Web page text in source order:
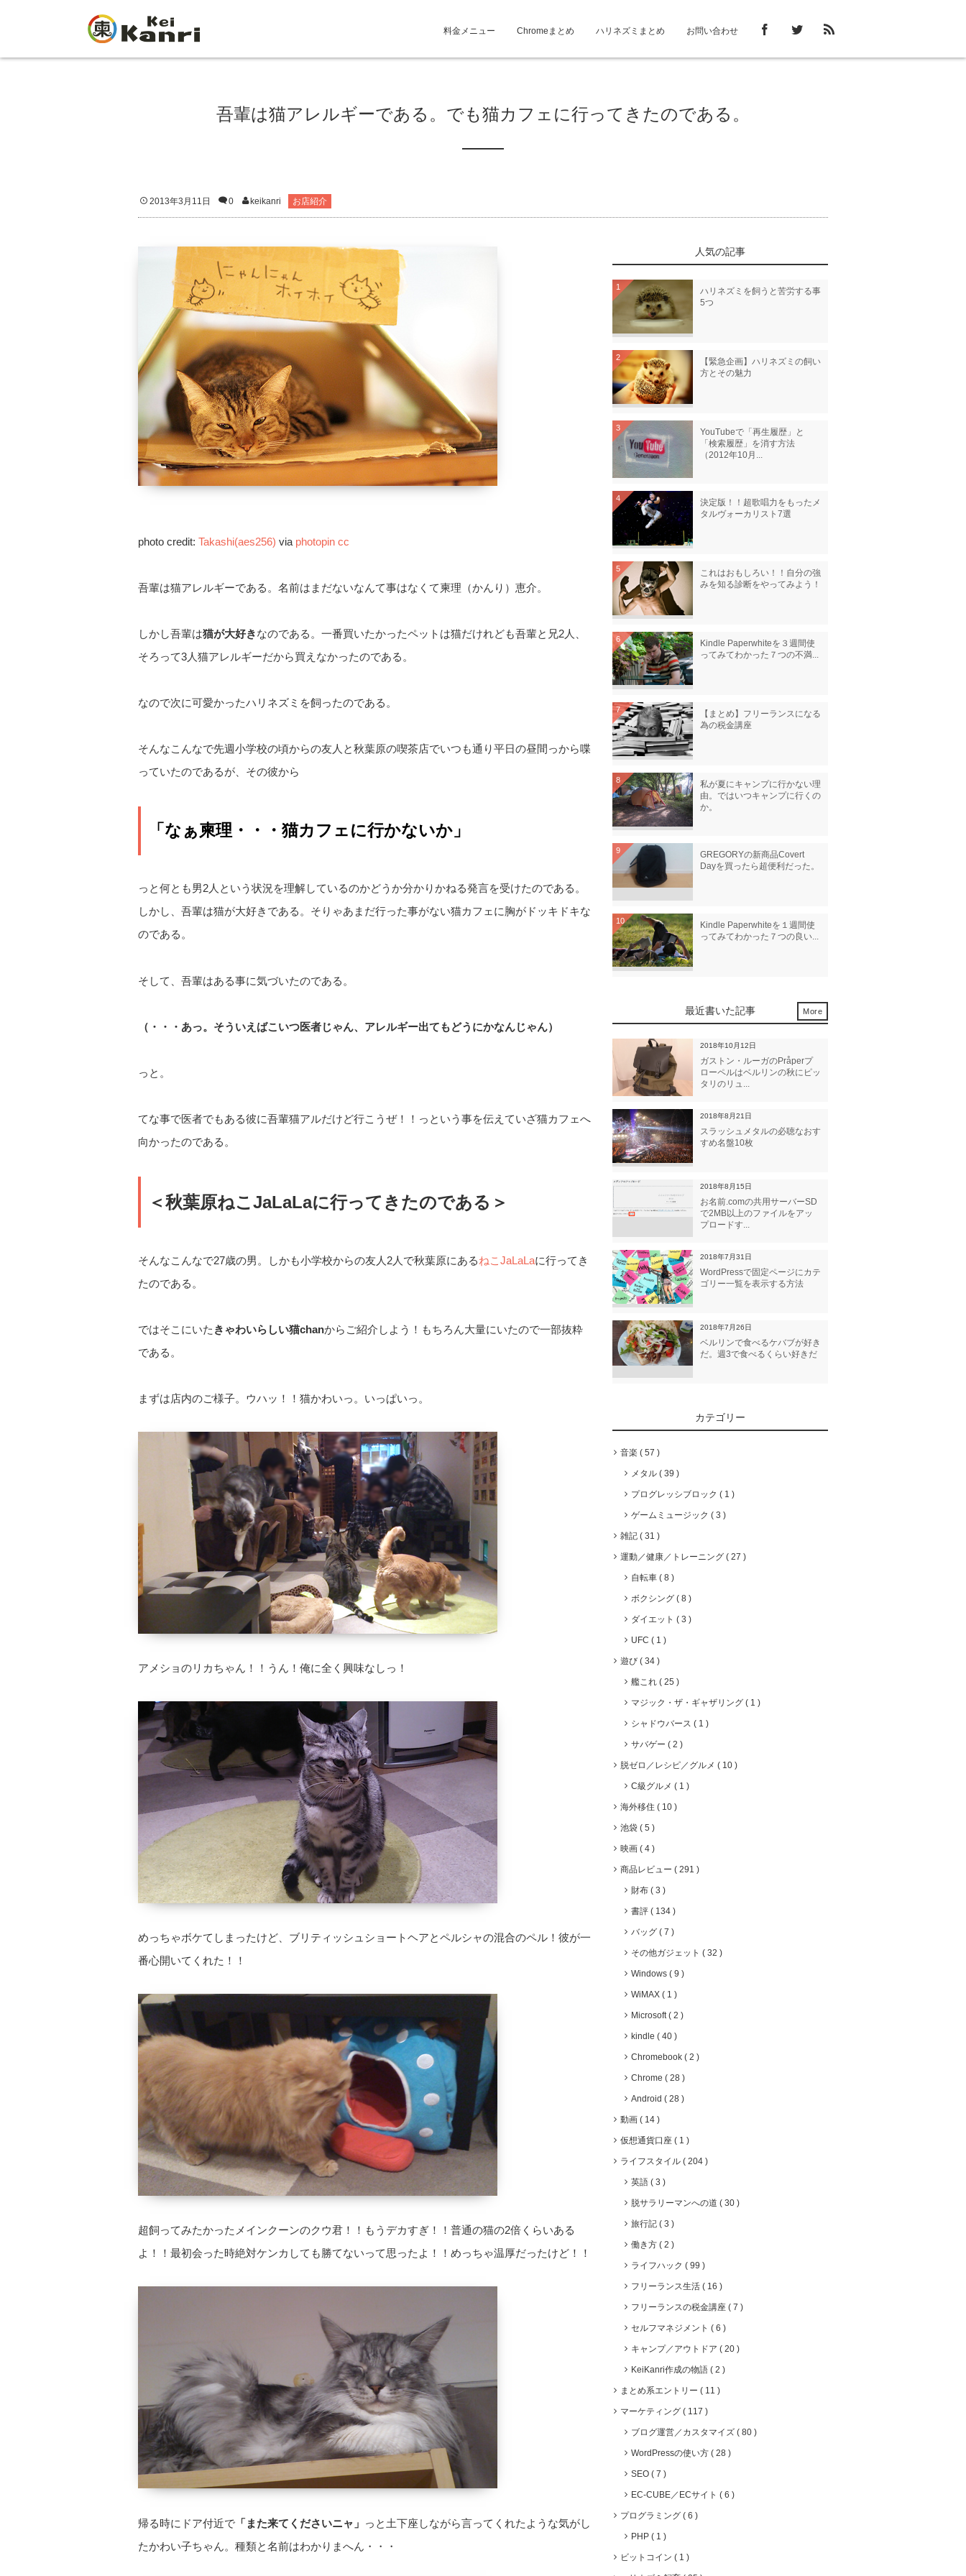
料金メニュー Chromeまとめ ハリネズミまとめ お問い合わせ
吾輩は猫アレルギーである。でも猫カフェに行ってきたのである。
2013年3月11日 0 keikanri お店紹介
photo credit: Takashi(aes256) via photopin cc
吾輩は猫アレルギーである。名前はまだないなんて事はなくて柬理（かんり）恵介。
しかし吾輩は猫が大好きなのである。一番買いたかったペットは猫だけれども吾輩と兄2人、
そろって3人猫アレルギーだから買えなかったのである。
なので次に可愛かったハリネズミを飼ったのである。
そんなこんなで先週小学校の頃からの友人と秋葉原の喫茶店でいつも通り平日の昼間っから喋
っていたのであるが、その彼から
「なぁ柬理・・・猫カフェに行かないか」
っと何とも男2人という状況を理解しているのかどうか分かりかねる発言を受けたのである。
しかし、吾輩は猫が大好きである。そりゃあまだ行った事がない猫カフェに胸がドッキドキな
のである。
そして、吾輩はある事に気づいたのである。
（・・・あっ。そういえばこいつ医者じゃん、アレルギー出てもどうにかなんじゃん）
っと。
てな事で医者でもある彼に吾輩猫アルだけど行こうぜ！！っという事を伝えていざ猫カフェへ
向かったのである。
＜秋葉原ねこJaLaLaに行ってきたのである＞
そんなこんなで27歳の男。しかも小学校からの友人2人で秋葉原にあるねこJaLaLaに行ってき
たのである。
ではそこにいた きゃわいらしい猫chanからご紹介しよう！もちろん大量にいたので一部抜粋
である。
まずは店内のご様子。ウハッ！！猫かわいっ。いっぱいっ。
アメショのリカちゃん！！うん！俺に全く興味なしっ！
めっちゃボケてしまったけど、ブリティッシュショートヘアとペルシャの混合のペル！彼が一
番心開いてくれた！！
超飼ってみたかったメインクーンのクウ君！！もうデカすぎ！！普通の猫の2倍くらいある
よ！！最初会った時絶対ケンカしても勝てないって思ったよ！！めっちゃ温厚だったけど！！
帰る時にドア付近で 「また来てくださいニャ」 っと土下座しながら言ってくれたような気がし
たかわい子ちゃん。種類と名前はわかりまへん・・・
人気の記事
1
ハリネズミを飼うと苦労する事
5つ
2
【緊急企画】ハリネズミの飼い
方とその魅力
3
YouTubeで「再生履歴」と
「検索履歴」を消す方法
（2012年10月...
4
決定版！！超歌唱力をもったメ
タルヴォーカリスト7選
5
これはおもしろい！！自分の強
みを知る診断をやってみよう！
6
Kindle Paperwhiteを３週間使
ってみてわかった７つの不満...
7
【まとめ】フリーランスになる
為の税金講座
8
私が夏にキャンプに行かない理
由。ではいつキャンプに行くの
か。
9
GREGORYの新商品Covert
Dayを買ったら超便利だった。
10
Kindle Paperwhiteを１週間使
ってみてわかった７つの良い...
最近書いた記事
2018年10月12日
ガストン・ルーガのPråperプ
ローペルはベルリンの秋にピッ
タリのリュ...
2018年8月21日
スラッシュメタルの必聴なおす
すめ名盤10枚
2018年8月15日
お名前.comの共用サーバーSD
で2MB以上のファイルをアッ
プロードす...
2018年7月31日
WordPressで固定ページにカテ
ゴリー一覧を表示する方法
2018年7月26日
ベルリンで食べるケバブが好き
だ。週3で食べるくらい好きだ
More
カテゴリー
音楽 57
メタル 39
プログレッシブロック 1
ゲームミュージック 3
雑記 31
運動／健康／トレーニング 27
自転車 8
ボクシング 8
ダイエット 3
UFC 1
遊び 34
艦これ 25
マジック・ザ・ギャザリング 1
シャドウバース 1
サバゲー 2
脱ゼロ／レシピ／グルメ 10
C級グルメ 1
海外移住 10
池袋 5
映画 4
商品レビュー 291
財布 3
書評 134
バッグ 7
その他ガジェット 32
Windows 9
WiMAX 1
Microsoft 2
kindle 40
Chromebook 2
Chrome 28
Android 28
動画 14
仮想通貨口座 1
ライフスタイル 204
英語 3
脱サラリーマンへの道 30
旅行記 3
働き方 2
ライフハック 99
フリーランス生活 16
フリーランスの税金講座 7
セルフマネジメント 6
キャンプ／アウトドア 20
KeiKanri作成の物語 2
まとめ系エントリー 11
マーケティング 117
ブログ運営／カスタマイズ 80
WordPressの使い方 28
SEO 7
EC-CUBE／ECサイト 6
プログラミング 6
PHP 1
ビットコイン 1